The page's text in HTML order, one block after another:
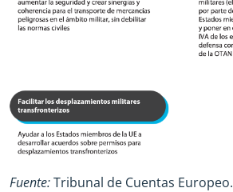
Fuente:Tribunal de Cuentas Europeo.